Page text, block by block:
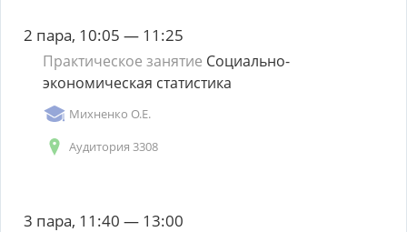
2 пара, 10:05 — 11:25
Практическое занятие Социально-
экономическая статистика
Михненко О.Е.
Аудитория 3308
3 пара, 11:40 — 13:00